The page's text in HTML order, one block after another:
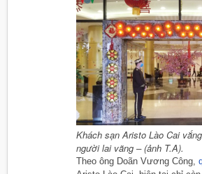
Khách sạn Aristo Lào Cai
người lai vãng – (ảnh T.A).
Theo ông Doãn Vương Công,